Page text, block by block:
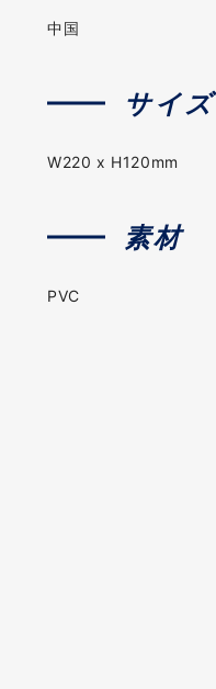
中国
サイズ
W220 x H120mm
素材
PVC